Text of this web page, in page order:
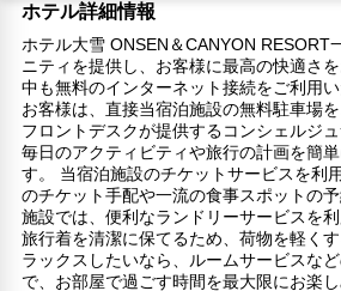
ホテル詳細情報
ホテル大雪 ONSEN＆CANYON RESORT
ニティを提供し、お客様に最高の快適さ
中も無料のインターネット接続をご利用
お客様は、直接当宿泊施設の無料駐車場を
フロントデスクが提供するコンシェルジュ
毎日のアクティビティや旅行の計画を簡
す。 当宿泊施設のチケットサービスを利
のチケット手配や一流の食事スポットの
施設では、便利なランドリーサービスを
旅行着を清潔に保てるため、荷物を軽く
ラックスしたいなら、ルームサービスな
で、お部屋で過ごす時間を最大限にお楽